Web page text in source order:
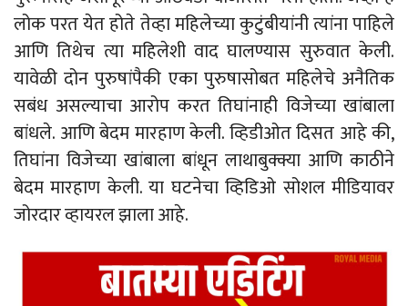
लोक परत येत होते तेव्हा महिलेच्या कुटुंबीयांनी त्यांना पाहिले
आणि तिथेच त्या महिलेशी वाद घालण्यास सुरुवात केली.
यावेळी दोन पुरुषांपैकी एका पुरुषासोबत महिलेचे अनैतिक
सबंध असल्याचा आरोप करत तिघांनाही विजेच्या खांबाला
बांधले. आणि बेदम मारहाण केली. व्हिडीओत दिसत आहे की,
तिघांना विजेच्या खांबाला बांधून लाथाबुक्क्या आणि काठीने
बेदम मारहाण केली. या घटनेचा व्हिडिओ सोशल मीडियावर
जोरदार व्हायरल झाला आहे.